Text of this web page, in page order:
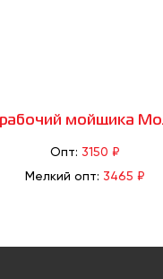
мойщика
Опт: 3150 ₽
Мелкий опт: 3465 ₽